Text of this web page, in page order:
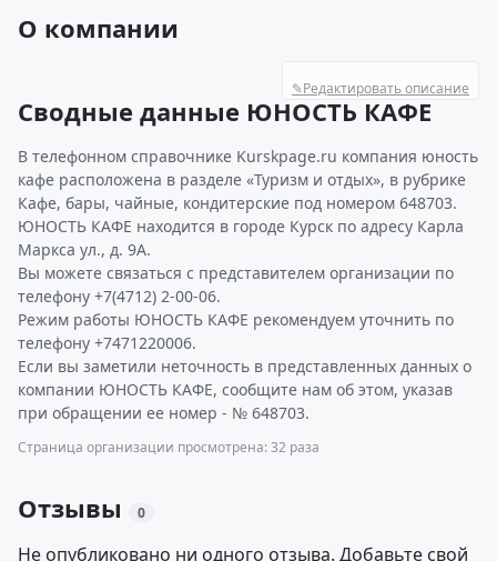
О компании
✎Редактировать описание
Сводные данные ЮНОСТЬ КАФЕ
В телефонном справочнике Kurskpage.ru компания юность
кафе расположена в разделе «Туризм и отдых», в рубрике
Кафе, бары, чайные, кондитерские под номером 648703.
ЮНОСТЬ КАФЕ находится в городе Курск по адресу Карла
Маркса ул., д. 9А.
Вы можете связаться с представителем организации по
телефону +7(4712) 2-00-06.
Режим работы ЮНОСТЬ КАФЕ рекомендуем уточнить по
телефону +7471220006.
Если вы заметили неточность в представленных данных о
компании ЮНОСТЬ КАФЕ, сообщите нам об этом, указав
при обращении ее номер - № 648703.
Страница организации просмотрена: 32 раза
Отзывы 0
Не опубликовано ни одного отзыва. Добавьте свой